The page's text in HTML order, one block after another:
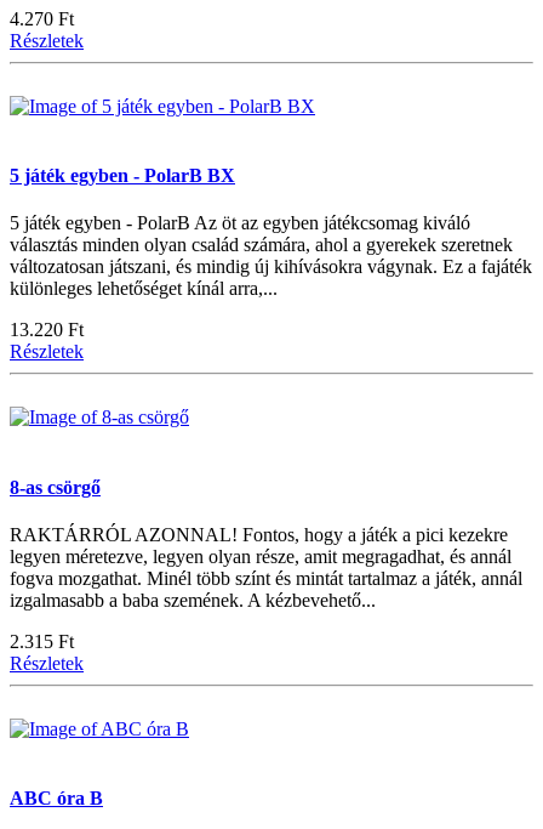
4.270 Ft
Részletek
5 játék egyben - PolarB BX
5 játék egyben - PolarB Az öt az egyben játékcsomag kiváló
választás minden olyan család számára, ahol a gyerekek szeretnek
változatosan játszani, és mindig új kihívásokra vágynak. Ez a fajáték
különleges lehetőséget kínál arra,...
13.220 Ft
Részletek
8-as csörgő
RAKTÁRRÓL AZONNAL! Fontos, hogy a játék a pici kezekre
legyen méretezve, legyen olyan része, amit megragadhat, és annál
fogva mozgathat. Minél több színt és mintát tartalmaz a játék, annál
izgalmasabb a baba szemének. A kézbevehető...
2.315 Ft
Részletek
ABC óra B